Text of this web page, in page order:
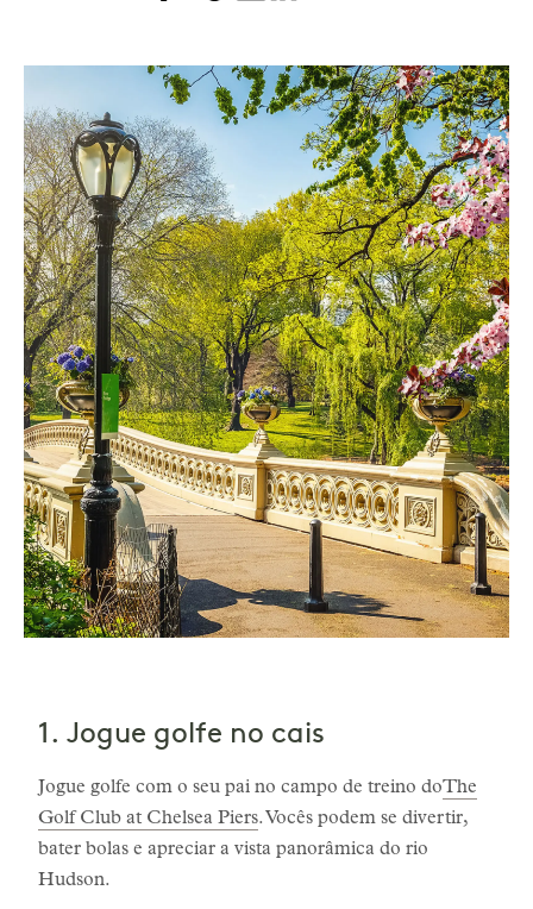
1. Jogue golfe no cais
Jogue golfe com o seu pai no campo de treino doThe
Golf Club at Chelsea Piers. Vocês podem se divertir,
bater bolas e apreciar a vista panorâmica do rio
Hudson.